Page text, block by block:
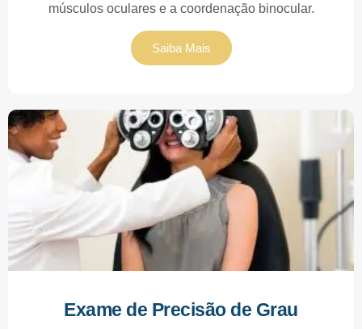
músculos oculares e a coordenação binocular.
Saiba Mais
Exame de Precisão de Grau